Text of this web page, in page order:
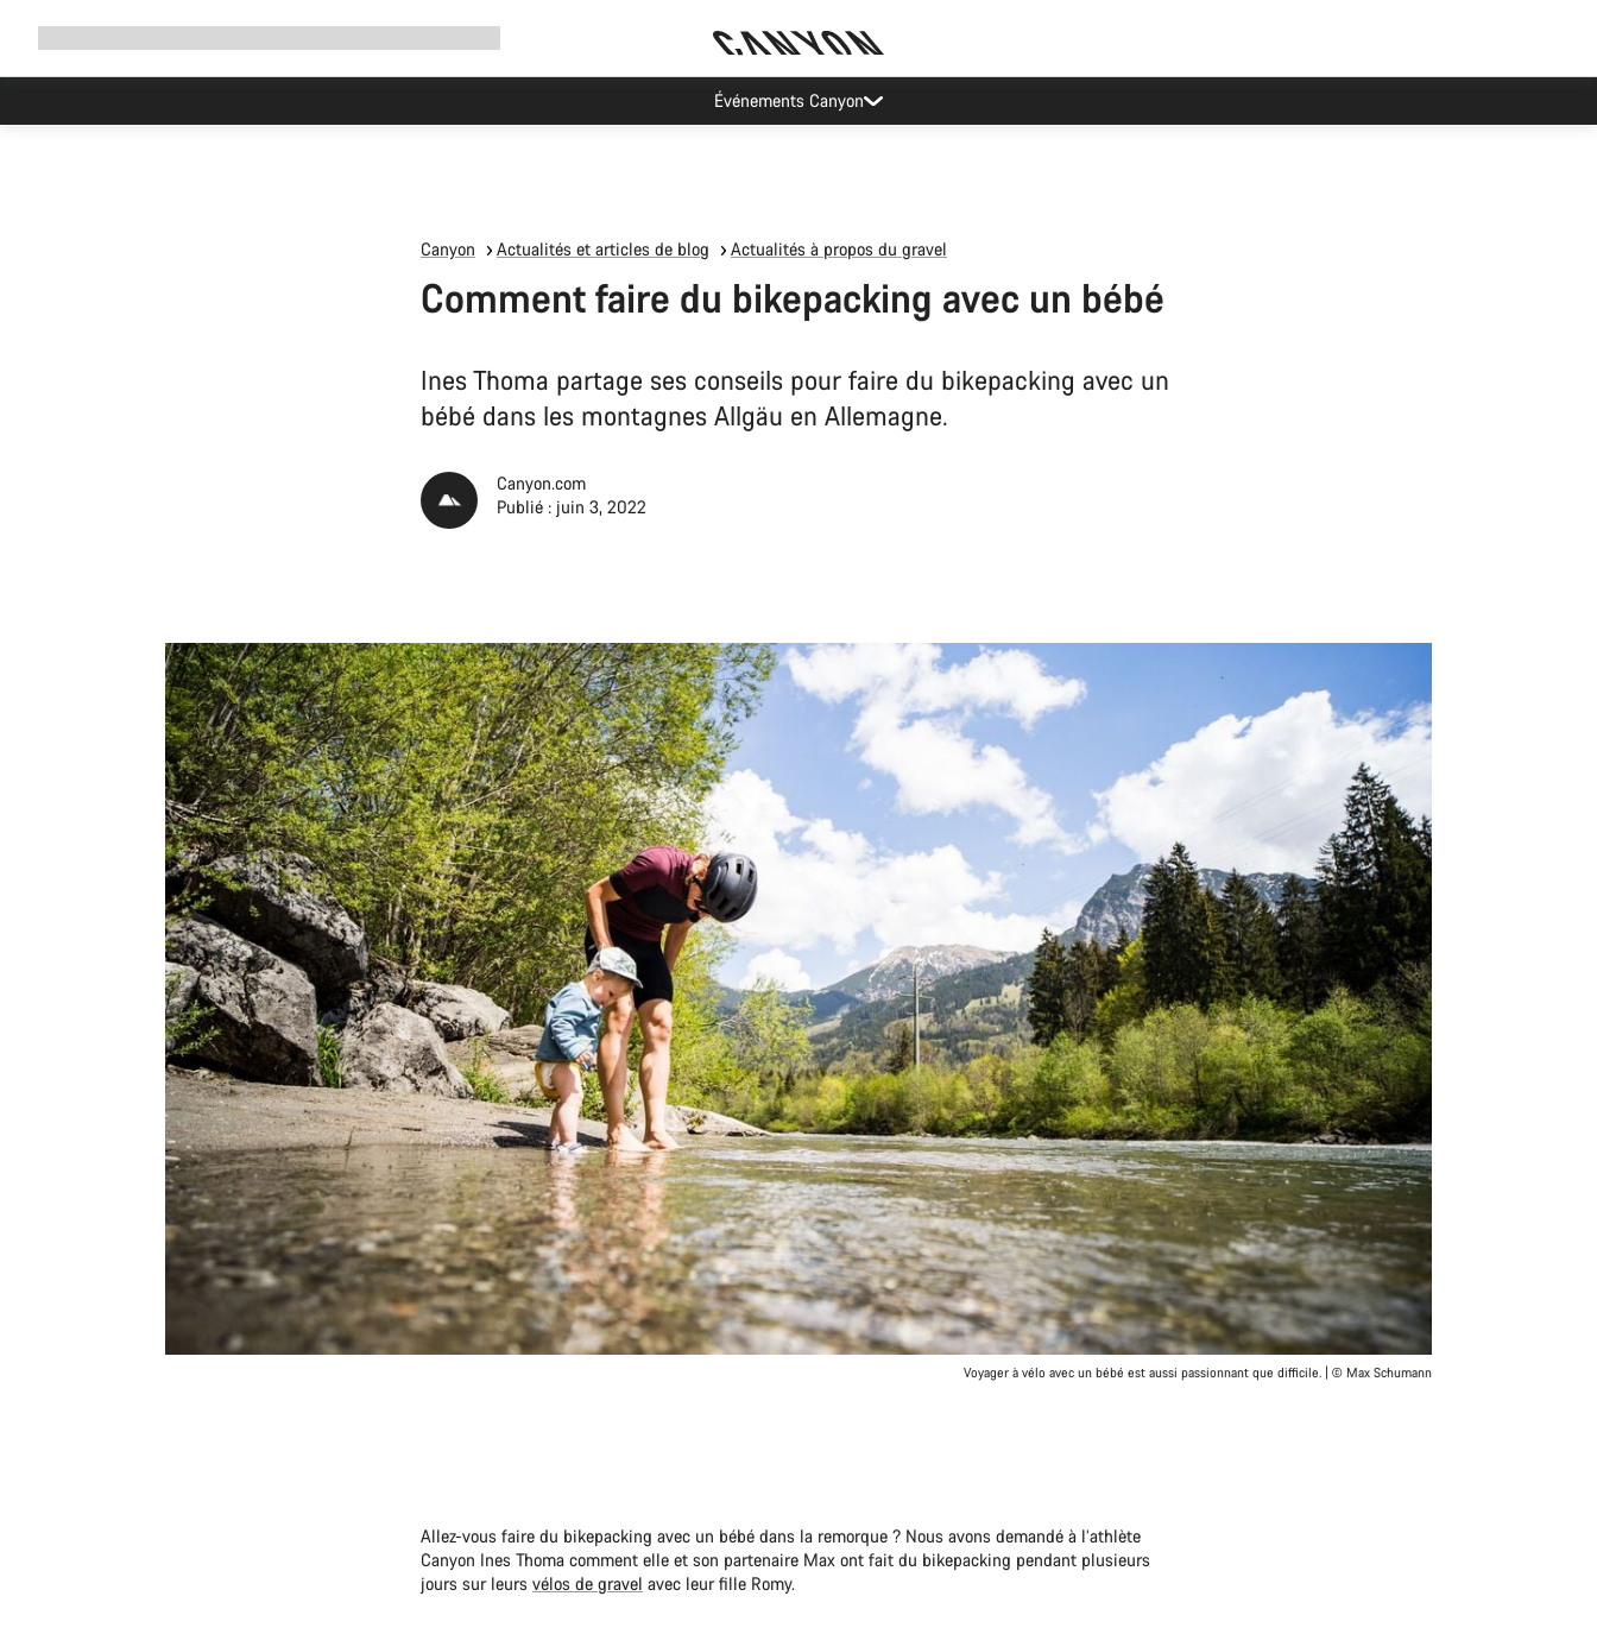
navigation
Mise à jour de nos heures de contact
Canyon Actualités et articles de blog Actualités à propos du gravel
Comment faire du bikepacking avec un bébé
Ines Thoma partage ses conseils pour faire du bikepacking avec un
bébé dans les montagnes Allgäu en Allemagne.
Canyon.com
Publié : juin 3, 2022
Voyager à vélo avec un bébé est aussi passionnant que difficile. | © Max Schumann
Allez-vous faire du bikepacking avec un bébé dans la remorque ? Nous avons demandé à l’athlète
Canyon Ines Thoma comment elle et son partenaire Max ont fait du bikepacking pendant plusieurs
jours sur leurs vélos de gravel avec leur fille Romy.